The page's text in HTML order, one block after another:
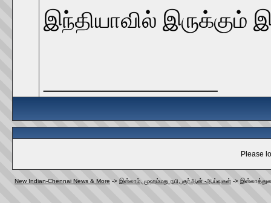
இந்தியாவில்
Please
New Indian-Chennai News & More -> இஸ்லாம், முஹம்மது நபி, குர்ஆன் -ஆய்வுகள் ->